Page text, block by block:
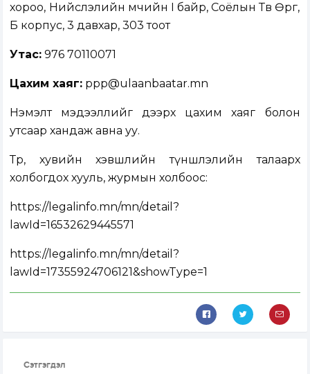
хороо, Нийслэлийн өмчийн I байр, Соёлын Төв Өргөө,
Б корпус, 3 давхар, 303 тоот
Утас: 976 70110071
Цахим хаяг: ppp@ulaanbaatar.mn
Нэмэлт мэдээллийг дээрх цахим хаяг болон
утсаар хандаж авна уу.
Төр, хувийн хэвшлийн түншлэлийн талаарх
холбогдох хууль, журмын холбоос:
https://legalinfo.mn/mn/detail?
lawId=16532629445571
https://legalinfo.mn/mn/detail?
lawId=17355924706121&showType=1
Сэтгэгдэл